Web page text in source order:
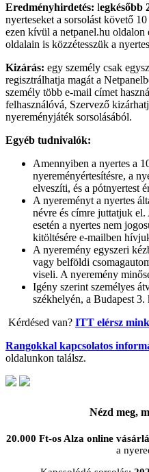
Eredményhirdetés: legkésőbb
nyerteseket a sorsolást követő
ezen kívül a netpanel.hu oldalon
oldalain is közzétesszük a
Kizárás: egy személy csak
regisztrálhatja magát a
személy több e-mail címet
felhasználóvá, Szervező
nyereményjáték sorsolásából.
Egyéb tudnivalók:
Amennyiben a nyertes a
nyereményértesítésre, a
elveszíti, és a pótnyertest
A nyereményt a nyertes
névre és címre juttatjuk
esetén a nyertes nem
kitöltésére e-mailben
A nyeremény egyszeri
vagy belföldi
viseli. A nyeremény
Igény szerint személyes
székhelyén, a Budapest
Kérdésed van? ITT elérsz
Rangokkal kapcsolatos
oldalunkon találsz.
Nézd meg,
20.000 Ft-os Alza online
a